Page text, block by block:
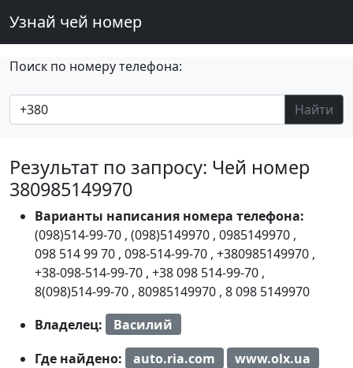
Узнай чей номер
Поиск по номеру телефона:
Найти
Результат по запросу: Чей номер
380985149970
Варианты написания номера телефона:
(098)514-99-70 , (098)5149970 , 0985149970 ,
098 514 99 70 , 098-514-99-70 , +380985149970 ,
+38-098-514-99-70 , +38 098 514-99-70 ,
8(098)514-99-70 , 80985149970 , 8 098 5149970
Владелец:
Василий
Где найдено:
auto.ria.com www.olx.ua